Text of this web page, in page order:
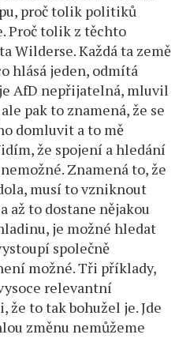
proč tolik politiků
Proč tolik z těchto
Wilderse. Každá ta země
hlásá jeden, odmítá
AfD nepřijatelná, mluvil
pak to znamená, že se
domluvit a to mě
že spojení a hledání
Znamená to, že
musí to vzniknout
až to dostane nějakou
je možné hledat
společně
možné. Tři příklady,
relevantní
že to tak bohužel je. Jde
změnu nemůžeme